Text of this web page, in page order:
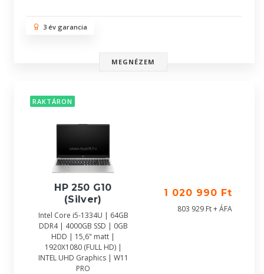
3 év garancia
MEGNÉZEM
RAKTÁRON
HP 250 G10
(Silver)
Intel Core i5-1334U | 64GB
DDR4 | 4000GB SSD | 0GB
HDD | 15,6" matt |
1920X1080 (FULL HD) |
INTEL UHD Graphics | W11
PRO
1 020 990 Ft
803 929 Ft + ÁFA